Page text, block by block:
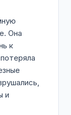
Она
к
и